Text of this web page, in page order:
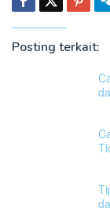
Posting terkait: